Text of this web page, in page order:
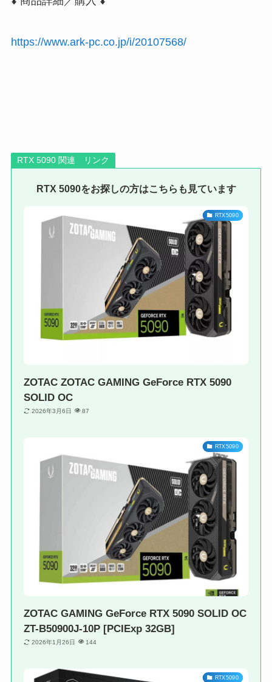
https://www.ark-pc.co.jp/i/20107568/
RTX 5090 関連 リンク
RTX 5090をお探しの方はこちらも見ています
RTX5090
ZOTAC ZOTAC GAMING GeForce RTX 5090
SOLID OC
2026年3月6日 87
RTX5090
ZOTAC GAMING GeForce RTX 5090 SOLID OC
ZT-B50900J-10P [PCIExp 32GB]
2026年1月26日 144
RTX5090